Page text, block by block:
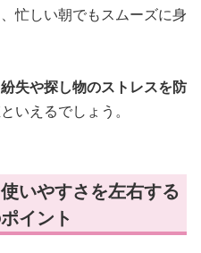
忙しい朝でもスムーズに身
紛失や探し物のストレスを防
いえるでしょう。
いやすさを左右する
イント